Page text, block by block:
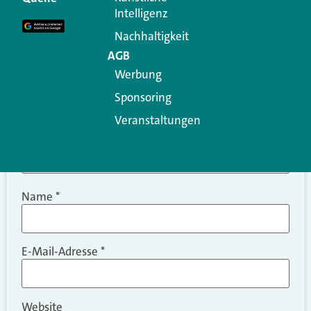
Kommentar
Name *
E-Mail-Adresse *
Website
Intelligenz
Nachhaltigkeit
AGB
Werbung
Sponsoring
Veranstaltungen